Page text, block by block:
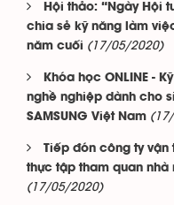
Hội thảo: “Ngày Hội
chia sẻ kỹ năng làm
năm cuối (17/05/2020)
Khóa học ONLINE -
nghề nghiệp dành cho
SAMSUNG Việt Nam
Tiếp đón công ty vận
thực tập tham quan
(17/05/2020)